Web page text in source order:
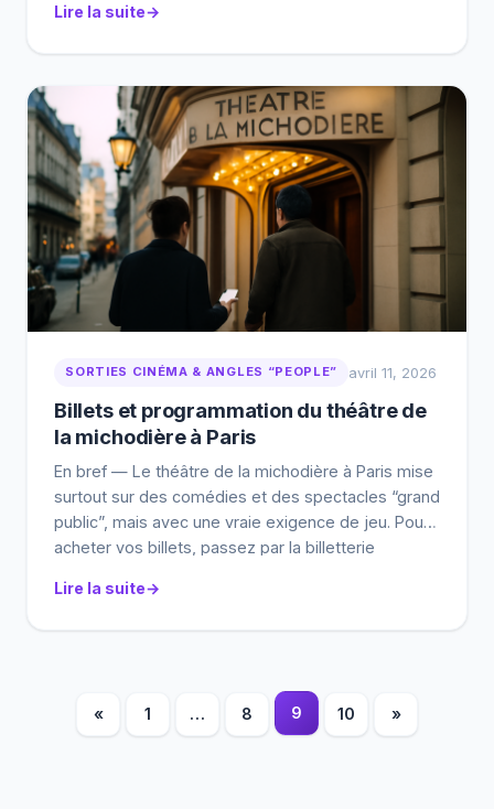
billetterie… et une méthode simple pour relier
Lire la suite
SORTIES CINÉMA & ANGLES “PEOPLE” avril 11, 2026
Billets et programmation du théâtre de
la michodière à Paris
En bref — Le théâtre de la michodière à Paris mise
surtout sur des comédies et des spectacles “grand
public”, mais avec une vraie exigence de jeu. Pour
acheter vos billets, passez par la billetterie
des revendeurs reconnus selon les dates et les
Lire la suite
Pagination
« 1 … 8 9 10 »